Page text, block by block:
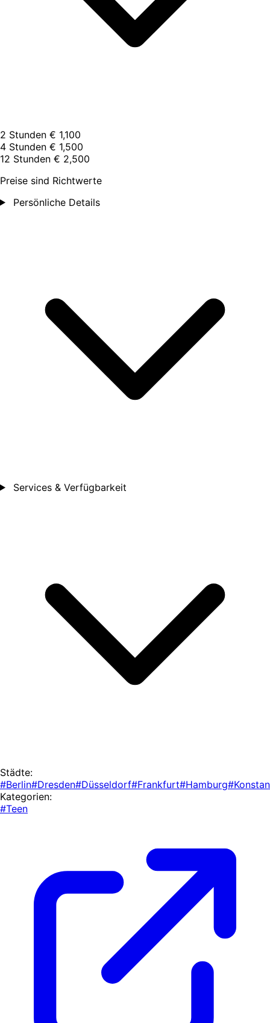
2 Stunden € 1,100
4 Stunden € 1,500
12 Stunden € 2,500
Preise sind Richtwerte
Persönliche Details
Services & Verfügbarkeit
Städte:
#Berlin#Dresden#Düsseldorf#Frankfurt#Hamburg
Kategorien:
#Teen